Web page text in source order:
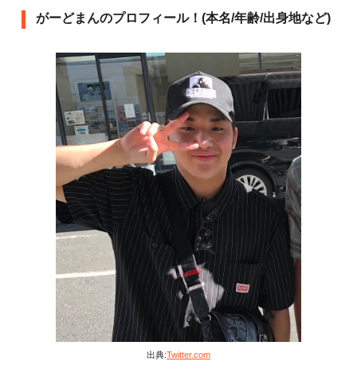
がーどまんのプロフィール！(本名/年齢/出身地など)
出典:Twitter.com